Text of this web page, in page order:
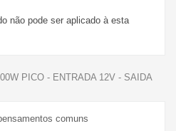
não pode ser aplicado à esta
PICO - ENTRADA 12V - SAIDA
comuns